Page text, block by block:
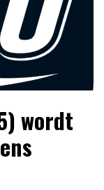
|
|
over clubs,
wordt